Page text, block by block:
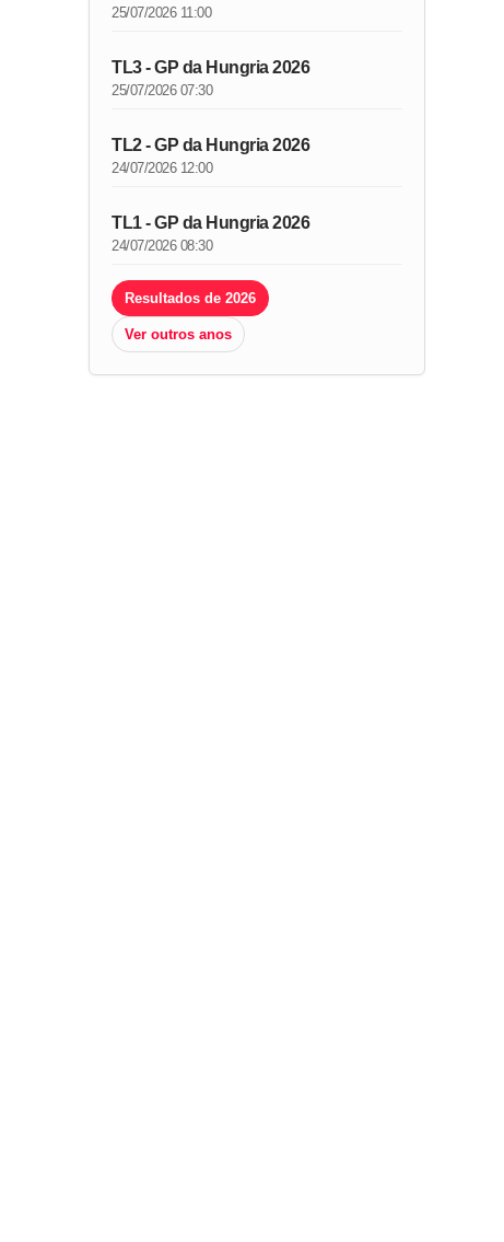
25/07/2026 11:00
TL3 - GP da Hungria 2026
25/07/2026 07:30
TL2 - GP da Hungria 2026
24/07/2026 12:00
TL1 - GP da Hungria 2026
24/07/2026 08:30
Resultados de 2026
Ver outros anos